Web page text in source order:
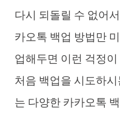
다시 되돌릴 수 없어
카오톡 백업 방법만
업해두면 이런 걱정
처음 백업을 시도하
는 다양한 카카오톡